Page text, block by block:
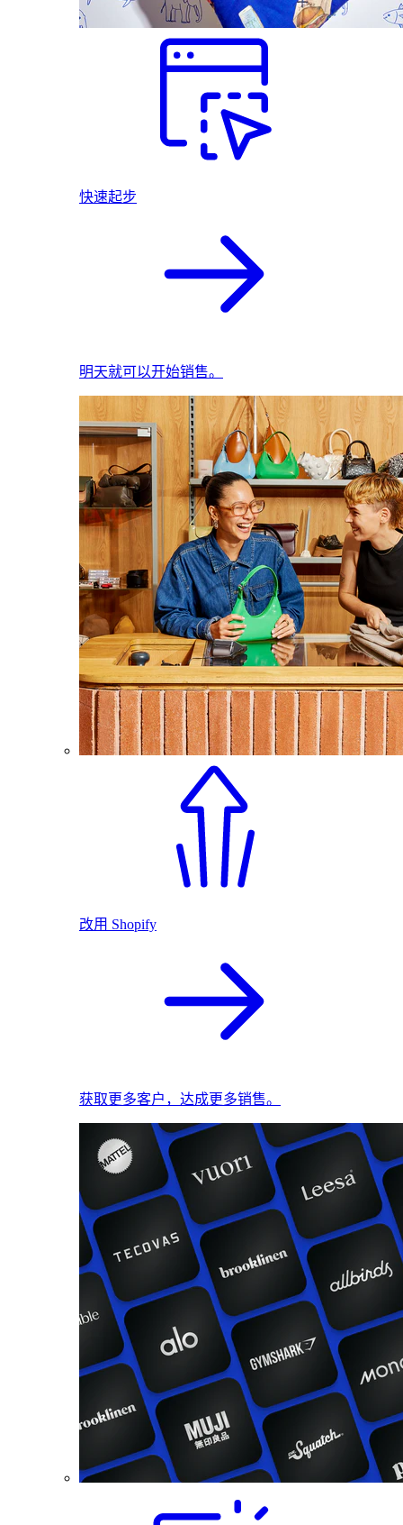
快速起步
明天就可以开始销售。
改用 Shopify
获取更多客户，达成更多销售。